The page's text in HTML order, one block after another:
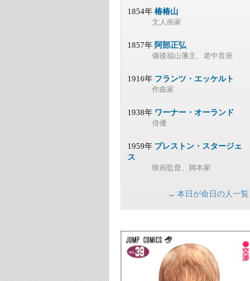
1854年 椿椿山
文人画家
1857年 阿部正弘
備後福山藩主、老中首座
1916年 フランツ・エッケルト
作曲家
1938年 ワーナー・オーランド
俳優
1959年 プレストン・スタージェ
ス
映画監督、脚本家
→ 本日が命日の人一覧